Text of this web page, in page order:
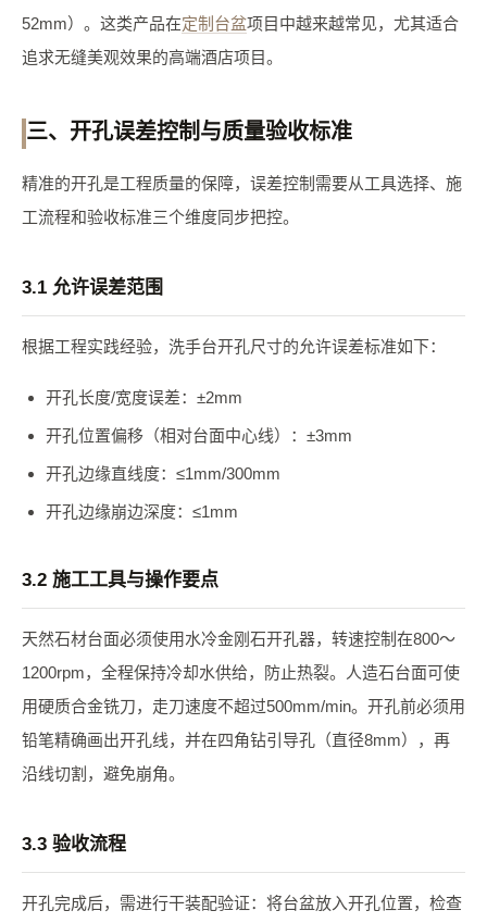
52mm）。这类产品在定制台盆项目中越来越常见，尤其适合
追求无缝美观效果的高端酒店项目。
三、开孔误差控制与质量验收标准
精准的开孔是工程质量的保障，误差控制需要从工具选择、施
工流程和验收标准三个维度同步把控。
3.1 允许误差范围
根据工程实践经验，洗手台开孔尺寸的允许误差标准如下：
开孔长度/宽度误差：±2mm
开孔位置偏移（相对台面中心线）：±3mm
开孔边缘直线度：≤1mm/300mm
开孔边缘崩边深度：≤1mm
3.2 施工工具与操作要点
天然石材台面必须使用水冷金刚石开孔器，转速控制在800～
1200rpm，全程保持冷却水供给，防止热裂。人造石台面可使
用硬质合金铣刀，走刀速度不超过500mm/min。开孔前必须用
铅笔精确画出开孔线，并在四角钻引导孔（直径8mm），再
沿线切割，避免崩角。
3.3 验收流程
开孔完成后，需进行干装配验证：将台盆放入开孔位置，检查